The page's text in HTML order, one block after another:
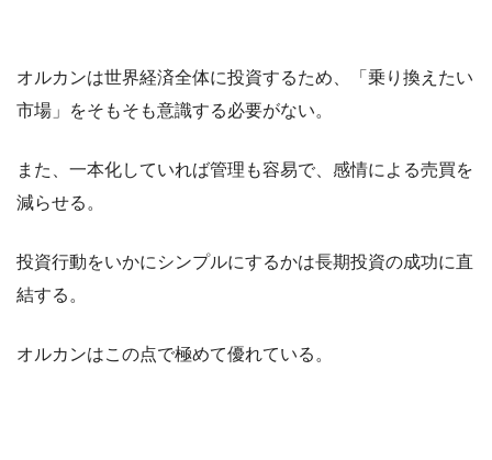
オルカンは世界経済全体に投資するため、「乗り換えたい
市場」をそもそも意識する必要がない。
また、一本化していれば管理も容易で、感情による売買を
減らせる。
投資行動をいかにシンプルにするかは長期投資の成功に直
結する。
オルカンはこの点で極めて優れている。